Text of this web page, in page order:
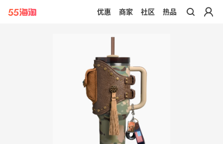
带你去官网买正品
优惠 商家 社区 热品